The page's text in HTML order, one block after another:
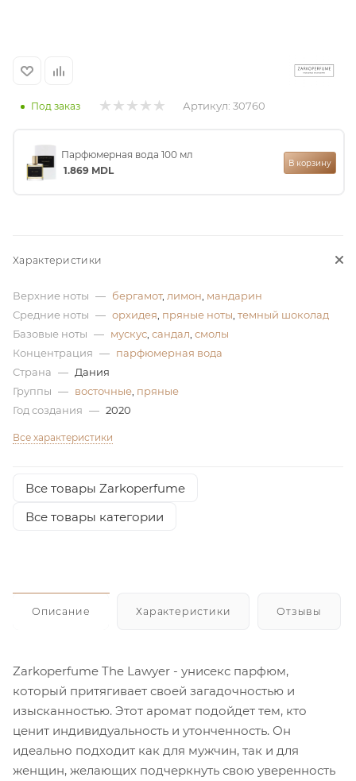
Под заказ Артикул: 30760
Парфюмерная вода 100 мл
1.869 MDL
В корзину
Характеристики
Верхние ноты — бергамот, лимон мандарин
Средние ноты — орхидея пряные ноты темный шоколад
Базовые ноты — мускус сандал смолы
Концентрация — парфюмерная вода
Страна — Дания
Группы — восточные пряные
Год создания — 2020
Все характеристики
Все товары Zarkoperfume
Все товары категории
Описание Характеристики Отзывы
Zarkoperfume The Lawyer - унисекс парфюм,
который притягивает своей загадочностью и
изысканностью. Этот аромат подойдет тем, кто
ценит индивидуальность и утонченность. Он
идеально подходит как для мужчин, так и для
женщин, желающих подчеркнуть свою уверенность